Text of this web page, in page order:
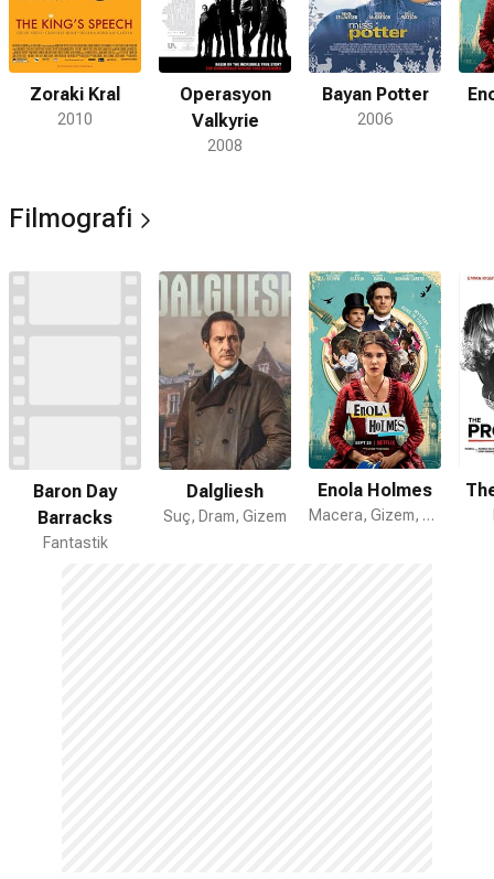
Zoraki Kral
2010
Operasyon
Valkyrie
2008
Bayan Potter
2006
Filmografi
Baron Day
Barracks
Fantastik
Dalgliesh
Suç, Dram, Gizem
Enola Holmes
Macera, Gizem, Suç